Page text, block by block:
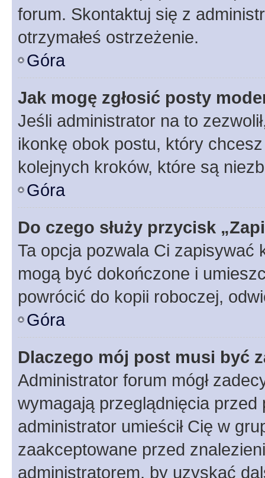
forum. Skontaktuj się z
otrzymałeś ostrzeżenie.
Góra
Jak mogę zgłosić posty
Jeśli administrator na to
ikonkę obok postu, który
kolejnych kroków, które są
Góra
Do czego służy przycisk
Ta opcja pozwala Ci zapisywać
mogą być dokończone i
powrócić do kopii roboczej,
Góra
Dlaczego mój post musi być
Administrator forum mógł
wymagają przeglądnięcia
administrator umieścił Cię w
zaakceptowane przed
administratorem, by uzyskać